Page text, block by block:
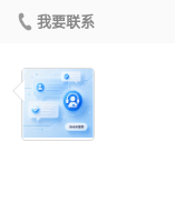
我要联系